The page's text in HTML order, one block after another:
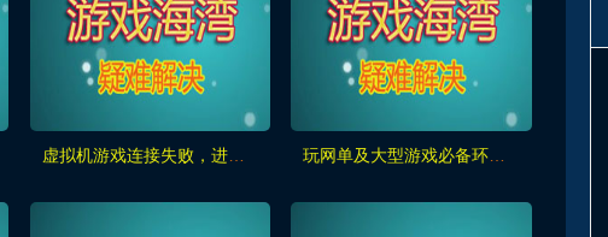
虚拟机游戏连接失败，进入不到游戏的通用检查方法！！ 玩网单及大型游戏必备环境包，及解决DLL缺失